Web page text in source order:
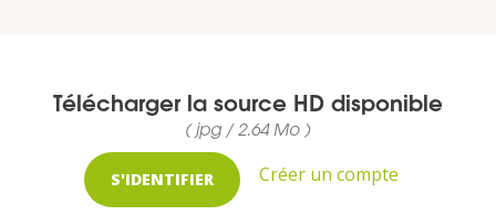
Télécharger la source HD disponible
( jpg / 2.64 Mo )
S'IDENTIFIER Créer un compte